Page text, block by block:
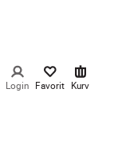
Login Favorit Kurv